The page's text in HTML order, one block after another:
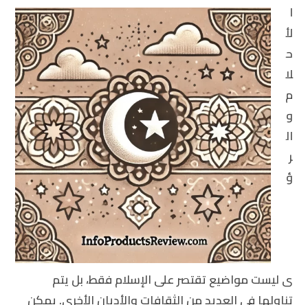
ا
لأ
ح
لا
م
و
ال
ر
ؤ
ى ليست مواضيع تقتصر على الإسلام فقط، بل يتم
تناولها في العديد من الثقافات والأديان الأخرى. يمكن